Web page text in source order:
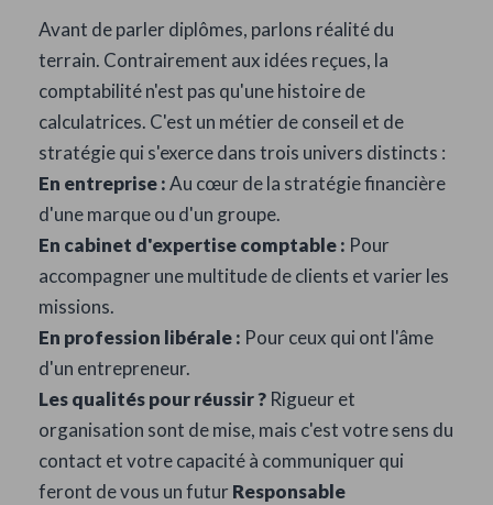
Avant de parler diplômes, parlons réalité du
terrain. Contrairement aux idées reçues, la
comptabilité n'est pas qu'une histoire de
calculatrices. C'est un métier de conseil et de
stratégie qui s'exerce dans trois univers distincts :
En entreprise :Au cœur de la stratégie financière
d'une marque ou d'un groupe.
En cabinet d'expertise comptable : Pour
accompagner une multitude de clients et varier les
missions.
En profession libérale : Pour ceux qui ont l'âme
d'un entrepreneur.
Les qualités pour réussir ? Rigueur et
organisation sont de mise, mais c'est votre sens du
contact et votre capacité à communiquer qui
feront de vous un futurResponsable